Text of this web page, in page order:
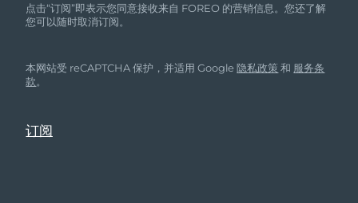
点击“订阅”即表示您同意接收来自 FOREO 的营销信息。您还了解
您可以随时取消订阅。
本网站受 reCAPTCHA 保护，并适用 Google隐私政策 和 服务条
款。